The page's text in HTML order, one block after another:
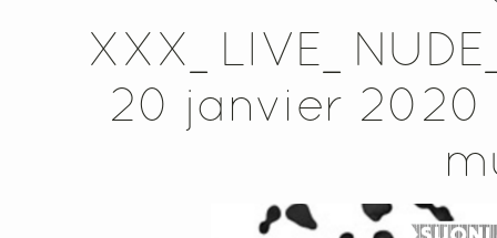
20 janvier